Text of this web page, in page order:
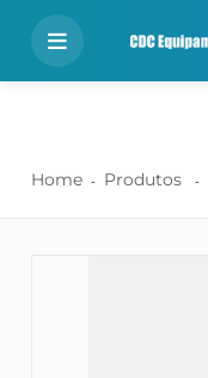
Home Produtos